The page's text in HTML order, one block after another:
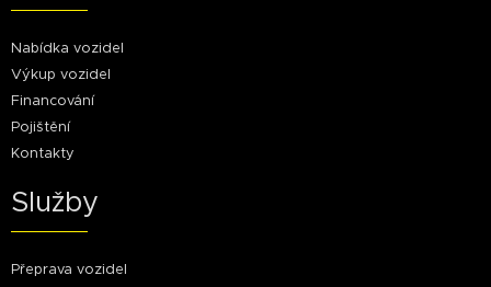
Nabídka vozidel
Výkup vozidel
Financování
Pojištění
Kontakty
Služby
Přeprava vozidel